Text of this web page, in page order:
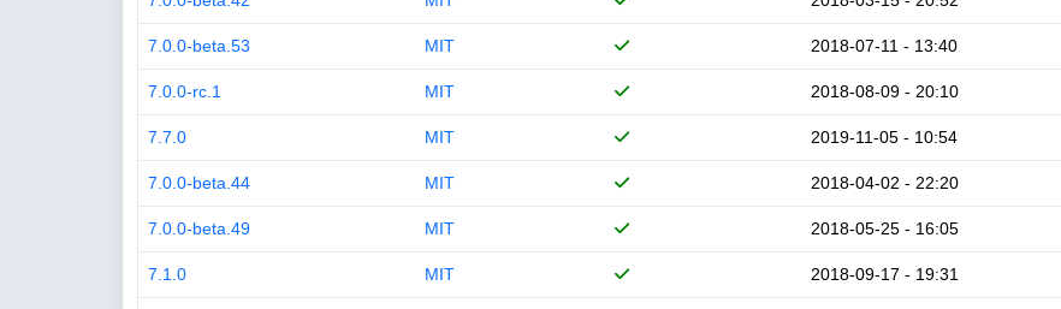
7.0.0-beta.53 MIT 2018-07-11 - 13:40
7.0.0-rc.1 MIT 2018-08-09 - 20:10
7.7.0 MIT 2019-11-05 - 10:54
7.0.0-beta.44 MIT 2018-04-02 - 22:20
7.0.0-beta.49 MIT 2018-05-25 - 16:05
7.1.0 MIT 2018-09-17 - 19:31